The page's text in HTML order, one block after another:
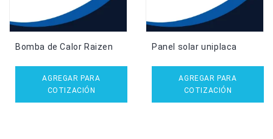
Bomba de Calor Raizen
AGREGAR PARA
COTIZACIÓN
Panel solar uniplaca
AGREGAR PARA
COTIZACIÓN